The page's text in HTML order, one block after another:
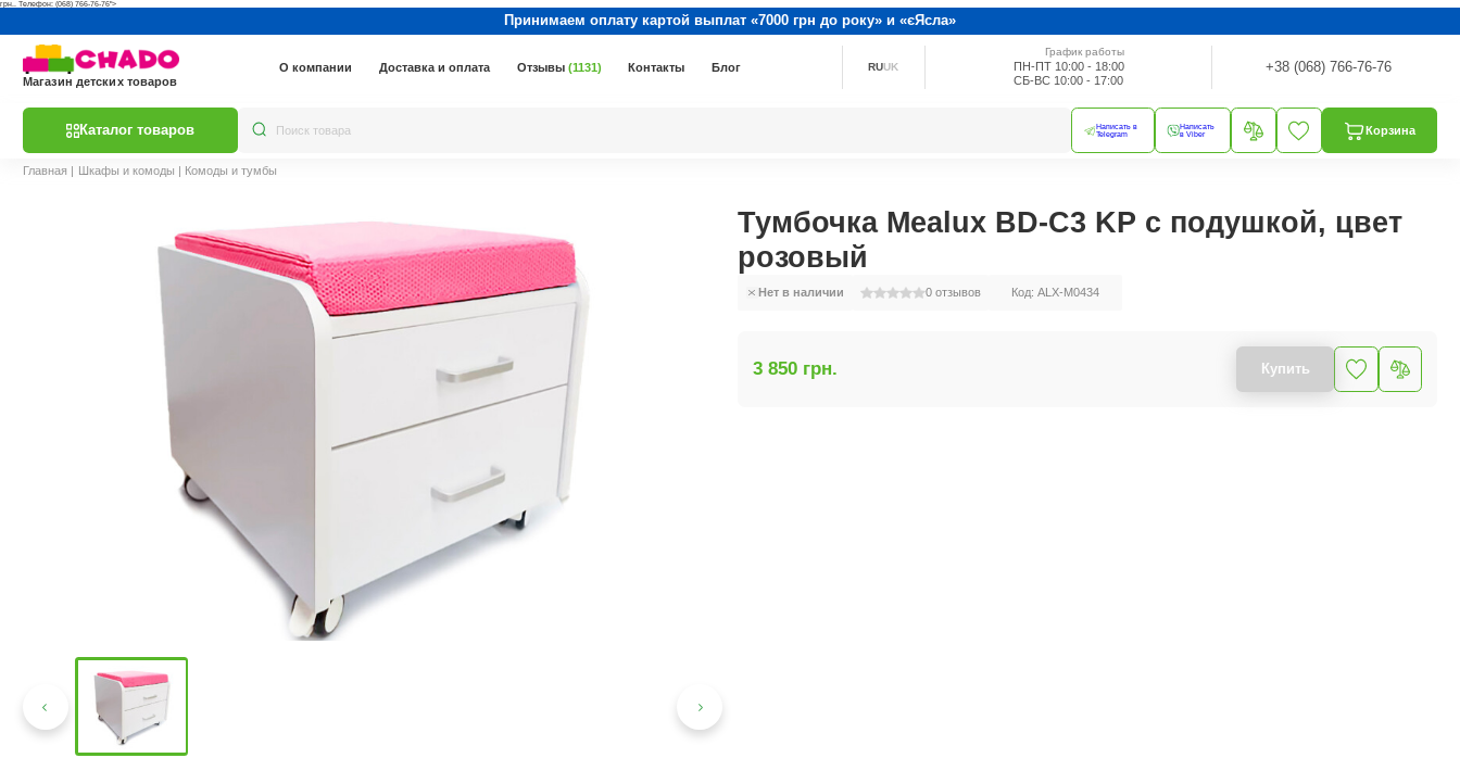
грн.. Телефон: (068) 766-76-76">
Принимаем оплату картой выплат «7000 грн до року» и «єЯсла»
Магазин детских товаров
О компании Доставка и оплата Отзывы (1131) Контакты Блог RUUK
График работы
ПН-ПТ 10:00 - 18:00
СБ-ВС 10:00 - 17:00
+38 (068) 766-76-76
Каталог товаров
Написать в
Telegram
Написать
в Viber
Корзина
Главная | Шкафы и комоды | Комоды и тумбы
Тумбочка Mealux BD-C3 KP с подушкой, цвет
розовый
Нет в наличии 0 отзывов Код: ALX-M0434
3 850 грн. Купить